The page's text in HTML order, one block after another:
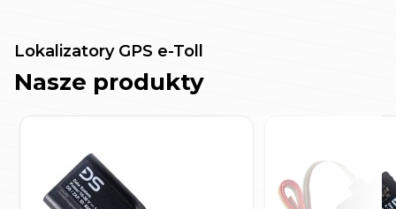
Lokalizatory GPS e-Toll
Nasze produkty